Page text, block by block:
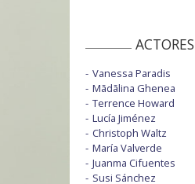
Vanessa Paradis
Mãdãlina Ghenea
Terrence Howard
Lucía Jiménez
Christoph Waltz
María Valverde
Juanma Cifuentes
Susi Sánchez